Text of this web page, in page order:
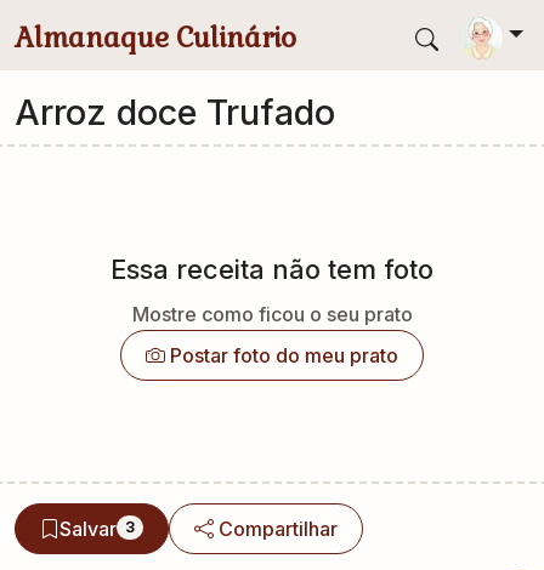
Almanaque Culinário
Arroz doce Trufado
Essa receita não tem foto
Mostre como ficou o seu prato
Postar foto do meu prato
Salvar 3 Compartilhar